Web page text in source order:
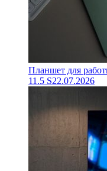
Планшет для
11.5 S22.07.2026